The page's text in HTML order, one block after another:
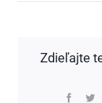
Zdieľajte